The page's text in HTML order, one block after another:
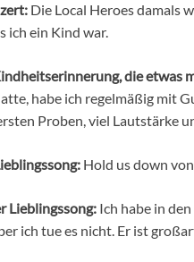
Die Local Heroes damals
ich ein Kind war.
die etwas
habe ich regelmäßig mit
Proben, viel Lautstärke
Hold us down
Lieblingssong: Ich habe in
ich tue es nicht. Er ist